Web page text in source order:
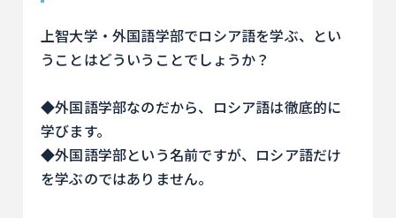
上智大学・外国語学部でロシア語を学ぶ、とい
うことはどういうことでしょうか？
◆外国語学部なのだから、ロシア語は徹底的に
学びます。
◆外国語学部という名前ですが、ロシア語だけ
を学ぶのではありません。